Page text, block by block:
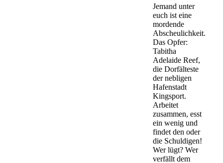
Jemand unter
euch ist eine
mordende
Abscheulichkeit.
Das Opfer:
Tabitha
Adelaide Reef,
die Dorfälteste
der nebligen
Hafenstadt
Kingsport.
Arbeitet
zusammen, esst
ein wenig und
findet den oder
die Schuldigen!
Wer lügt? Wer
verfällt dem